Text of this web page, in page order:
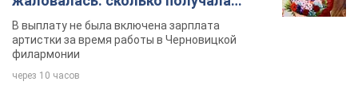
певица
В выплату не была включена зарплата
артистки за время работы в Черновицкой
филармонии
через 10 часов